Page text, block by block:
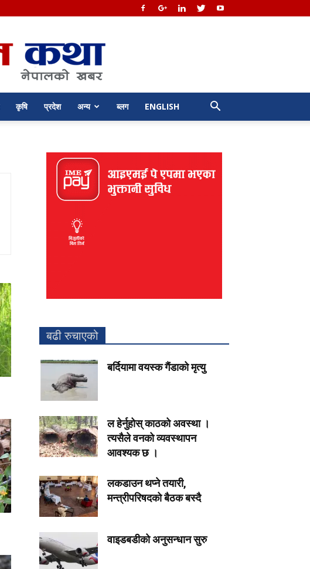
कृषि प्रदेश अन्य ब्लग ENGLISH
बढी रुचाएको
बर्दियामा वयस्क गैंडाको मृत्यु
ल हेर्नुहोस् काठको अवस्था ।
त्यसैले वनको व्यवस्थापन
आवश्यक छ ।
लकडाउन थप्ने तयारी,
मन्त्रीपरिषदको बैठक बस्दै
वाइडबडीको अनुसन्धान सुरु